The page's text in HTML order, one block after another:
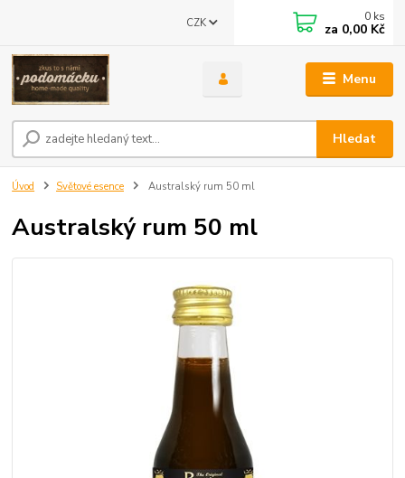
Menu
CZK
Hledat
0 ks
za 0,00 Kč
Úvod Světové esence Australský rum 50 ml
Australský rum 50 ml